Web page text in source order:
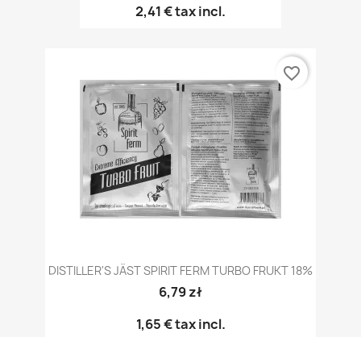
2,41 €tax incl.
DISTILLER'S JÄST SPIRIT FERM TURBO FRUKT 18%
6,79 zł
1,65 €tax incl.
favorite_border